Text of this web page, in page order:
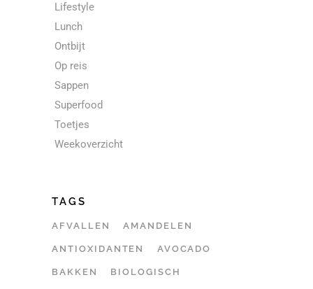
Lifestyle
Lunch
Ontbijt
Op reis
Sappen
Superfood
Toetjes
Weekoverzicht
TAGS
AFVALLEN AMANDELEN
ANTIOXIDANTEN AVOCADO
BAKKEN BIOLOGISCH